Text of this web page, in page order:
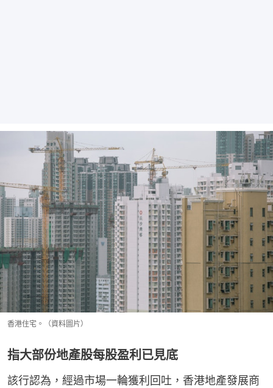
香港住宅。（資料圖片）
指大部份地產股每股盈利已見底
該行認為，經過市場一輪獲利回吐，香港地產發展商